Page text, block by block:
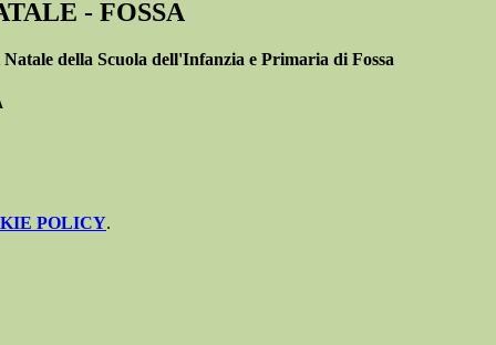
- FOSSA
Natale della Scuola dell'Infanzia e Primaria di Fossa
POLICY.